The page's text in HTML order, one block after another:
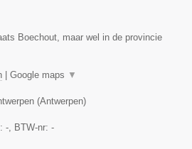
Boechout, maar wel in de provincie
Google maps ▼
(Antwerpen)
-, BTW-nr: -